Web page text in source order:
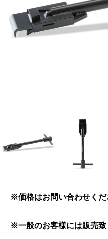
※価格はお問い合わせく
※一般のお客様には販売